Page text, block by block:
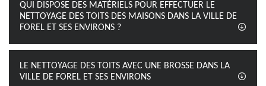
QUI DISPOSE DES MATÉRIELS POUR EFFECTUER LE
NETTOYAGE DES TOITS DES MAISONS DANS LA VILLE DE
FOREL ET SES ENVIRONS ?
LE NETTOYAGE DES TOITS AVEC UNE BROSSE DANS LA
VILLE DE FOREL ET SES ENVIRONS